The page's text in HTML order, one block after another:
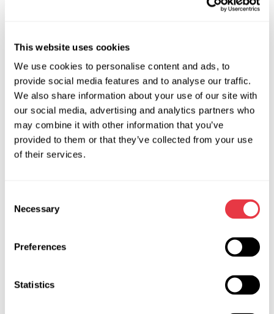
This website uses cookies
We use cookies to personalise content and ads, to
provide social media features and to analyse our traffic.
We also share information about your use of our site with
our social media, advertising and analytics partners who
may combine it with other information that you’ve
provided to them or that they’ve collected from your use
of their services.
Selection
Necessary
Preferences
Statistics
АКТУАЛЬНІ НОВИНИ
ВИСТАВКИ
MSG Equipment на Expomecanica 2026
міжнародну виставку Expomecanica 2026, що
відбудеться з 29 по 31 травня на майданчику
Португалія. Завітайте на стенд 2C15 та